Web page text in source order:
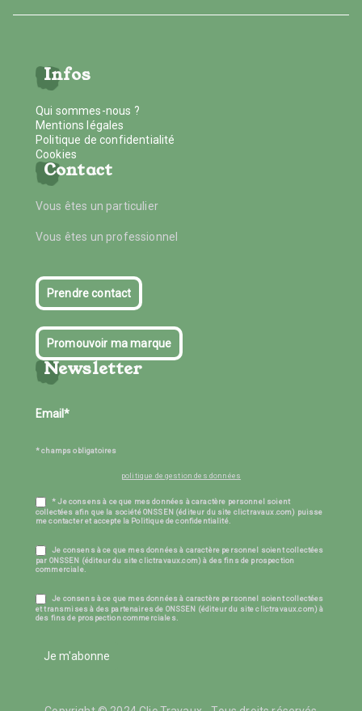
Infos
Qui sommes-nous ?
Mentions légales
Politique de confidentialité
Cookies
Contact
Vous êtes un particulier
Vous êtes un professionnel
Prendre contact
Promouvoir ma marque
Newsletter
* champs obligatoires
politique de gestion des données
* Je consens à ce que mes données à caractère personnel soient
collectées afin que la société ONSSEN (éditeur du site clictravaux.com) puisse
me contacter et accepte la Politique de confidentialité.
Je consens à ce que mes données à caractère personnel soient collectées
par ONSSEN (éditeur du site clictravaux.com) à des fins de prospection
commerciale.
Je consens à ce que mes données à caractère personnel soient collectées
et transmises à des partenaires de ONSSEN (éditeur du site clictravaux.com) à
des fins de prospection commerciales.
Je m'abonne